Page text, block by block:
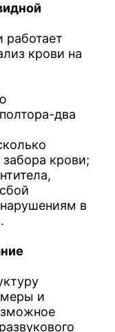
работает
крови на
два
крови;
в
и